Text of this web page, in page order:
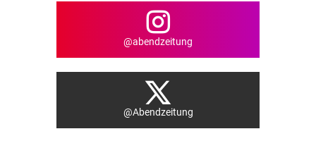
@abendzeitung
@Abendzeitung